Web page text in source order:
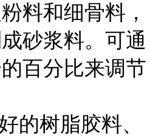
料和细骨料，
砂浆料。可通
百分比来调节
树脂胶料、